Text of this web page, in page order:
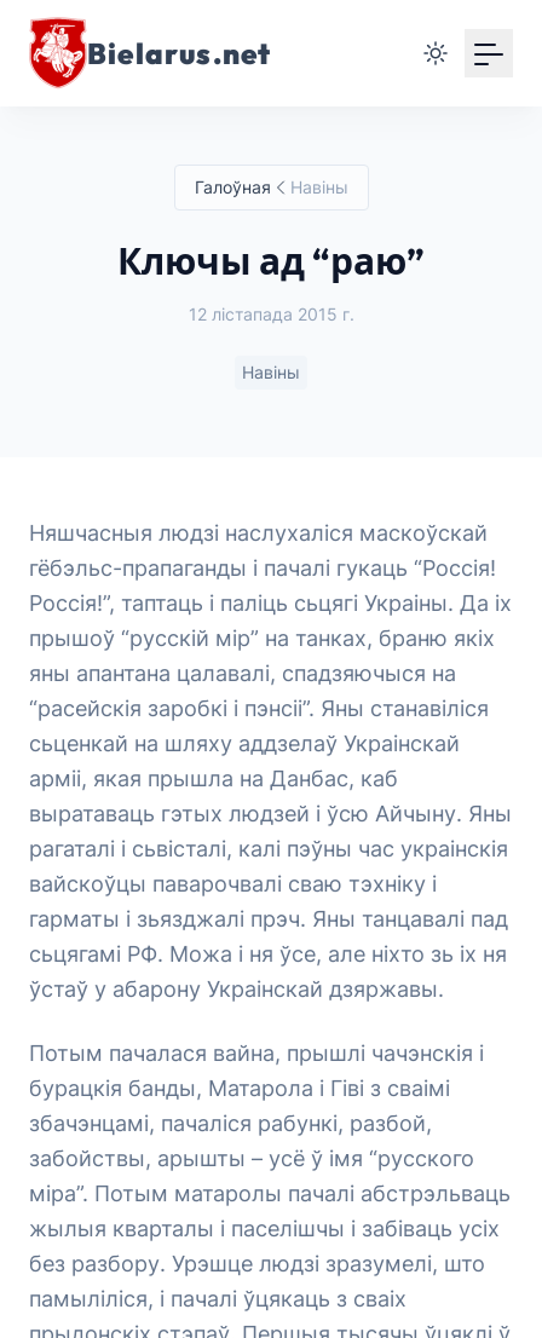
Bielarus.net
Галоўная Навіны
Ключы ад “раю”
12 лістапада 2015 г.
Навіны
Няшчасныя людзі наслухаліся маскоўскай
гёбэльс-прапаганды і пачалі гукаць “Россія!
Россія!”, таптаць і паліць сьцягі Украіны. Да іх
прышоў “русскій мір” на танках, браню якіх
яны апантана цалавалі, спадзяючыся на
“расейскія заробкі і пэнсіі”. Яны станавіліся
сьценкай на шляху аддзелаў Украінскай
арміі, якая прышла на Данбас, каб
выратаваць гэтых людзей і ўсю Айчыну. Яны
рагаталі і сьвісталі, калі пэўны час украінскія
вайскоўцы паварочвалі сваю тэхніку і
гарматы і зьязджалі прэч. Яны танцавалі пад
сьцягамі РФ. Можа і ня ўсе, але ніхто зь іх ня
ўстаў у абарону Украінскай дзяржавы.
Потым пачалася вайна, прышлі чачэнскія і
бурацкія банды, Матарола і Гіві з сваімі
збачэнцамі, пачаліся рабункі, разбой,
забойствы, арышты – усё ў імя “русского
міра”. Потым матаролы пачалі абстрэльваць
жылыя кварталы і паселішчы і забіваць усіх
без разбору. Урэшце людзі зразумелі, што
памыліліся, і пачалі ўцякаць з сваіх